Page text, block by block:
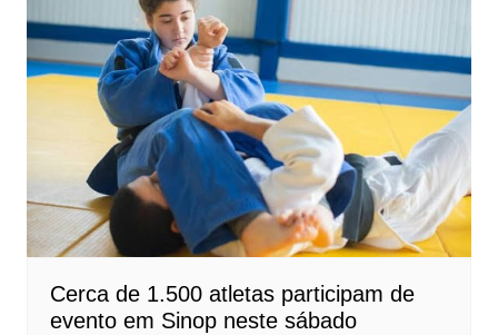
Cerca de 1.500 atletas participam de
evento em Sinop neste sábado